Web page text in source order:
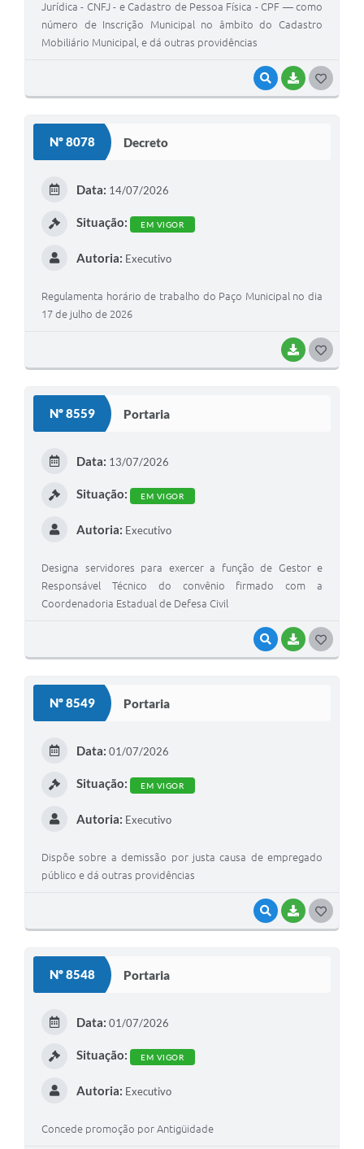
VISUALIZAR
BAIXAR
Jurídica - CNFJ - e Cadastro de Pessoa Física - CPF — como
número de Inscrição Municipal no âmbito do Cadastro
Mobiliário Municipal, e dá outras providências
Nº 8078 Decreto
BAIXAR
Data: 14/07/2026
Situação: EM VIGOR
Autoria: Executivo
Regulamenta horário de trabalho do Paço Municipal no dia
17 de julho de 2026
Nº 8559 Portaria
VISUALIZAR
BAIXAR
Data: 13/07/2026
Situação: EM VIGOR
Autoria: Executivo
Designa servidores para exercer a função de Gestor e
Responsável Técnico do convênio firmado com a
Coordenadoria Estadual de Defesa Civil
Nº 8549 Portaria
VISUALIZAR
BAIXAR
Data: 01/07/2026
Situação: EM VIGOR
Autoria: Executivo
Dispõe sobre a demissão por justa causa de empregado
público e dá outras providências
Nº 8548 Portaria
Data: 01/07/2026
Situação: EM VIGOR
Autoria: Executivo
Concede promoção por Antigüidade